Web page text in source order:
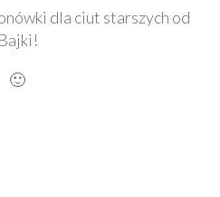
dla ciut starszych od
Bajki!
🙂